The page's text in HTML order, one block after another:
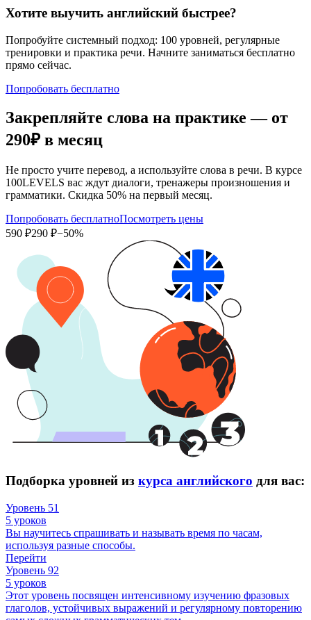
Хотите выучить английский быстрее?
Попробуйте системный подход: 100 уровней, регулярные
тренировки и практика речи. Начните заниматься бесплатно
прямо сейчас.
Попробовать бесплатно
Закрепляйте слова на практике — от
290₽ в месяц
Не просто учите перевод, а используйте слова в речи. В курсе
100LEVELS вас ждут диалоги, тренажеры произношения и
грамматики. Скидка 50% на первый месяц.
Попробовать бесплатноПосмотреть цены
590 ₽290 ₽−50%
Подборка уровней из курса английского для вас:
Уровень 51
5 уроков
Вы научитесь спрашивать и называть время по часам,
используя разные способы.
Перейти
Уровень 92
5 уроков
Этот уровень посвящен интенсивному изучению фразовых
глаголов, устойчивых выражений и регулярному повторению